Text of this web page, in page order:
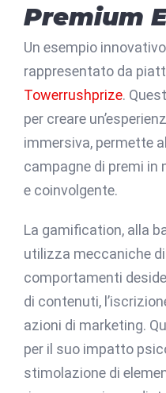
Premium
Un esempio
rappresentato da
Towerrushprize.
per creare
immersiva, permette
campagne di premi
e coinvolgente.
La gamification, alla
utilizza meccaniche
comportamenti
di contenuti,
azioni di marketing.
per il suo impatto
stimolazione di